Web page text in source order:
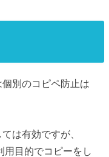
別のコピペ防止は
は有効ですが、
用目的でコピーをし